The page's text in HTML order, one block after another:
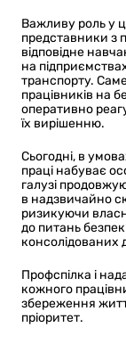
Важливу роль у
представники з
відповідне
на
транспорту.
працівників на
оперативно
їх вирішенню.
Сьогодні, в
праці набуває
галузі
в надзвичайно
ризикуючи
до питань
консолідованих
Профспілка і
кожного
збереження
пріоритет.